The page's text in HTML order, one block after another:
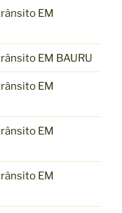
EM
EM BAURU
EM
EM
EM